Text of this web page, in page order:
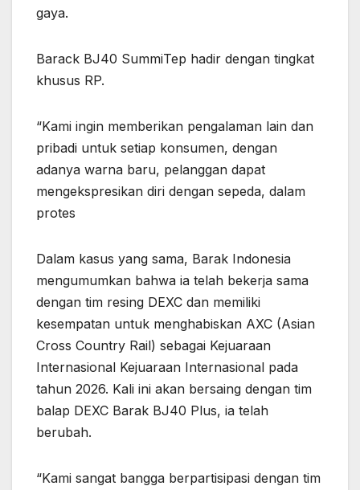
gaya.
Barack BJ40 SummiTep hadir dengan tingkat
khusus RP.
“Kami ingin memberikan pengalaman lain dan
pribadi untuk setiap konsumen, dengan
adanya warna baru, pelanggan dapat
mengekspresikan diri dengan sepeda, dalam
protes
Dalam kasus yang sama, Barak Indonesia
mengumumkan bahwa ia telah bekerja sama
dengan tim resing DEXC dan memiliki
kesempatan untuk menghabiskan AXC (Asian
Cross Country Rail) sebagai Kejuaraan
Internasional Kejuaraan Internasional pada
tahun 2026. Kali ini akan bersaing dengan tim
balap DEXC Barak BJ40 Plus, ia telah
berubah.
“Kami sangat bangga berpartisipasi dengan tim